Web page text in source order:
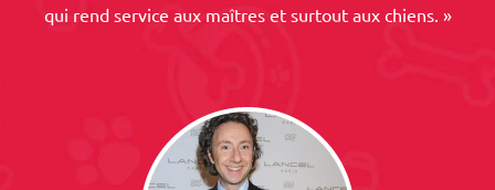
qui rend service aux maîtres et surtout aux chiens. »